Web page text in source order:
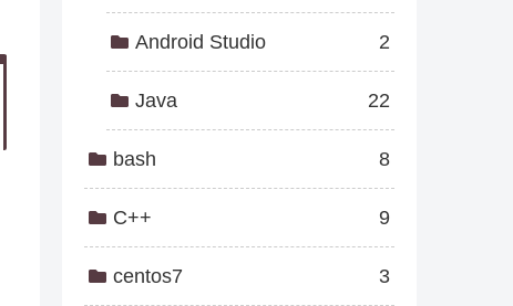
Android Studio 2
Java 22
bash 8
C++ 9
centos7 3